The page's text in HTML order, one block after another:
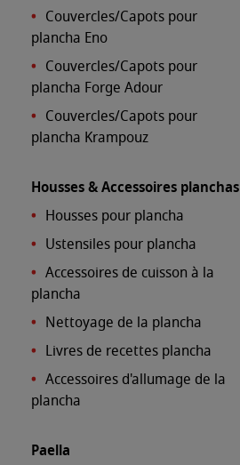
Couvercles/Capots pour
plancha Eno
Couvercles/Capots pour
plancha Forge Adour
Couvercles/Capots pour
plancha Krampouz
Housses & Accessoires planchas
Housses pour plancha
Ustensiles pour plancha
Accessoires de cuisson à la
plancha
Nettoyage de la plancha
Livres de recettes plancha
Accessoires d'allumage de la
plancha
Paella